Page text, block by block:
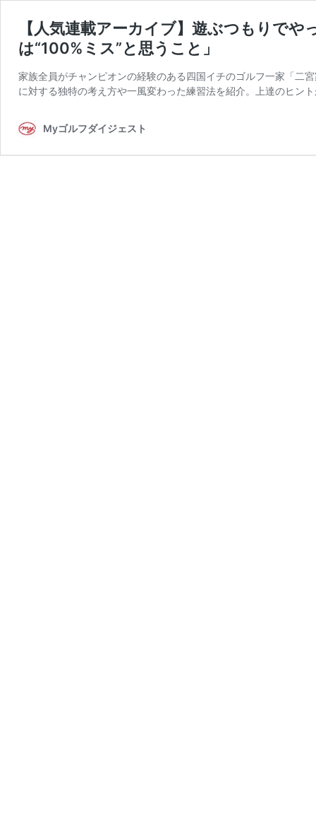
【人気連載アーカイブ】遊ぶつもりで
は“100%ミス”と思うこと」
家族全員がチャンピオンの経験のある四国イチのゴルフ一家「二
に対する独特の考え方や一風変わった練習法を紹介。上達のヒン
Myゴルフダイジェスト